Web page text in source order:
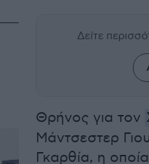
Δείτε
Θρήνος για τον
Μάντσεστερ
Γκαρθία, η